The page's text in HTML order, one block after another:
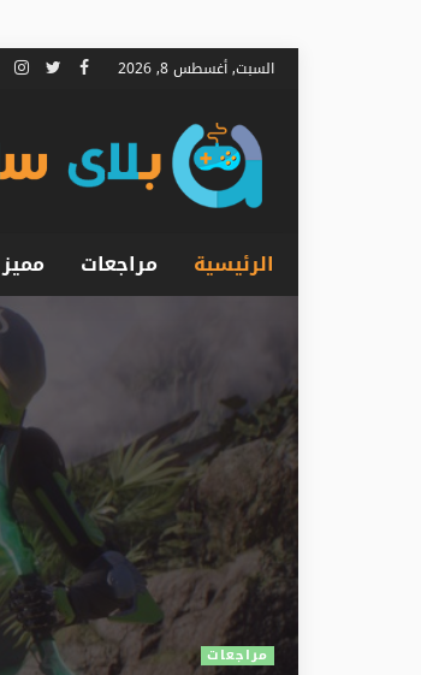
السبت, أغسطس 8, 2026
الرئيسية مراجعات مميز
مراجعات